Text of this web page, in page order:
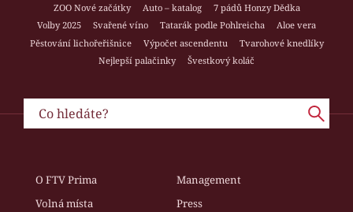
ZOO Nové začátky
Auto – katalog
7 pádů Honzy Dědka
Volby 2025
Svařené víno Tatarák podle Pohlreicha
Aloe vera
Pěstování lichořeřišnice
Výpočet ascendentu
Tvarohové knedlíky
Nejlepší palačinky
Švestkový koláč
O FTV Prima
Management
Volná místa
Press